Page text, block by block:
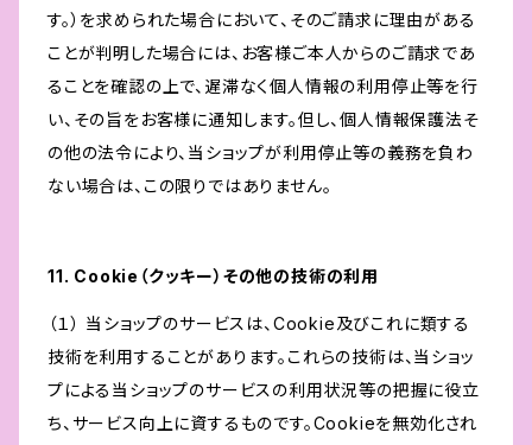
す。）を求められた場合において、そのご請求に理由がある
ことが判明した場合には、お客様ご本人からのご請求であ
ることを確認の上で、遅滞なく個人情報の利用停止等を行
い、その旨をお客様に通知します。但し、個人情報保護法そ
の他の法令により、当ショップが利用停止等の義務を負わ
ない場合は、この限りではありません。
11. Cookie（クッキー）その他の技術の利用
（１） 当ショップのサービスは、Cookie及びこれに類する
技術を利用することがあります。これらの技術は、当ショッ
プによる当ショップのサービスの利用状況等の把握に役立
ち、サービス向上に資するものです。Cookieを無効化され